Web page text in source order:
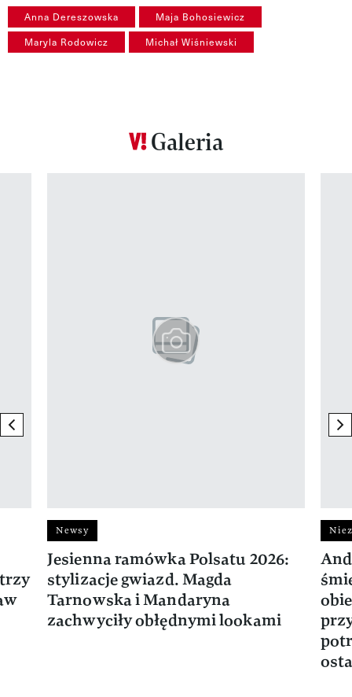
Anna Dereszowska Maja Bohosiewicz
Maryla Rodowicz Michał Wiśniewski
Galeria
previous element
Newsy
Jesienna ramówka Polsatu 2026:
stylizacje gwiazd. Magda
Tarnowska i Mandaryna
zachwyciły obłędnymi lookami